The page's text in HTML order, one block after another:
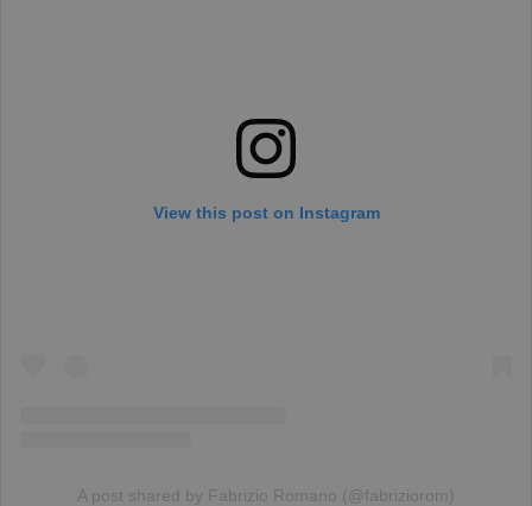
View this post on Instagram
A post shared by Fabrizio Romano (@fabriziorom)